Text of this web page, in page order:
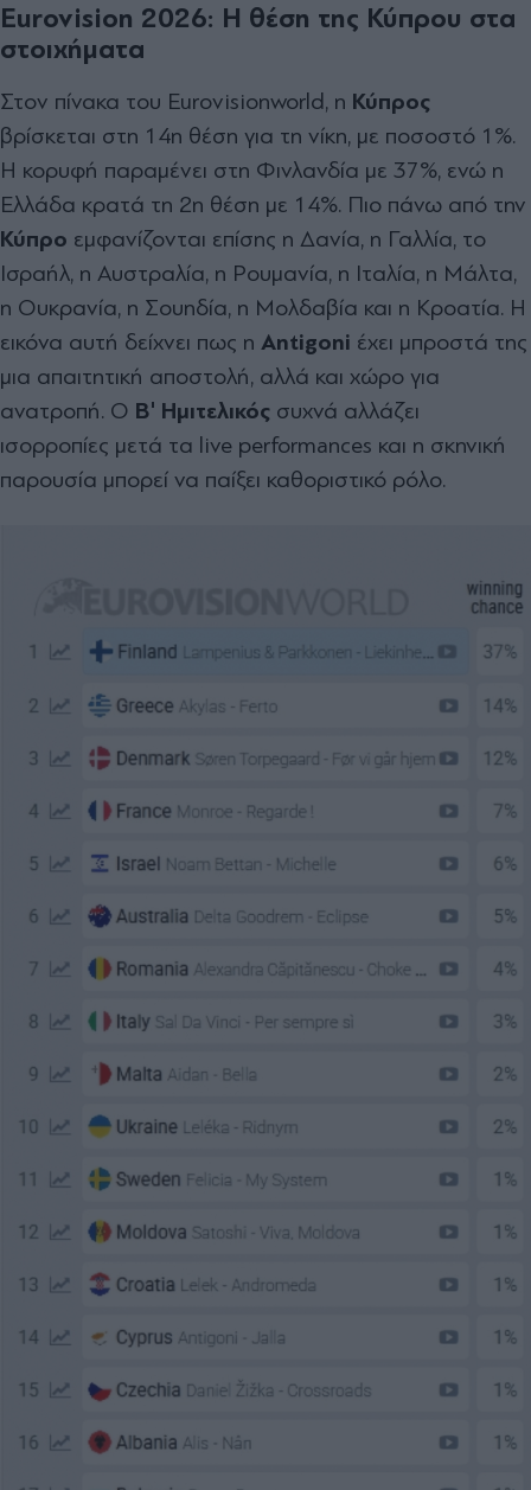
Eurovision 2026: Η θέση της Κύπρου στα
στοιχήματα
Στον πίνακα του Eurovisionworld, η Κύπρος
βρίσκεται στη 14η θέση για τη νίκη, με ποσοστό 1%.
Η κορυφή παραμένει στη Φινλανδία με 37%, ενώ η
Ελλάδα κρατά τη 2η θέση με 14%. Πιο πάνω από την
Κύπρο εμφανίζονται επίσης η Δανία, η Γαλλία, το
Ισραήλ, η Αυστραλία, η Ρουμανία, η Ιταλία, η Μάλτα,
η Ουκρανία, η Σουηδία, η Μολδαβία και η Κροατία. Η
εικόνα αυτή δείχνει πως η Antigoni έχει μπροστά της
μια απαιτητική αποστολή, αλλά και χώρο για
ανατροπή. Ο Β' Ημιτελικός συχνά αλλάζει
ισορροπίες μετά τα live performances και η σκηνική
παρουσία μπορεί να παίξει καθοριστικό ρόλο.